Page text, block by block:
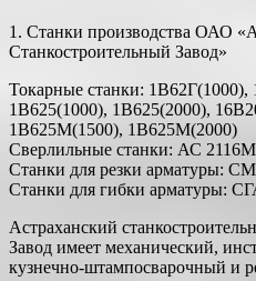
1. Станки производства ОАО
Станкостроительный Завод»
Токарные станки:
1В625(1000), 1В625(2000),
1В625М(1500), 1В625М(2000)
Сверлильные станки: АС
Станки для резки арматуры:
Станки для гибки арматуры:
Астраханский
Завод имеет механический,
кузнечно-штампосварочный и